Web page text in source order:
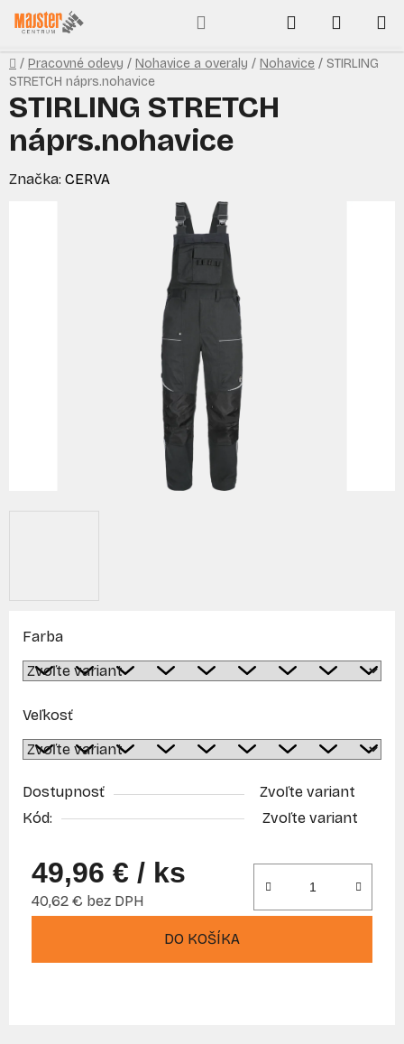
Prejsť
na
obsah
Hľadať
KOŠÍK
Domov
/ Pracovné odevy / Nohavice a overaly / Nohavice / STIRLING
STRETCH náprs.nohavice
Farba
Veľkosť
Dostupnosť
Zvoľte variant
Kód:
Zvoľte variant
49,96 € / ks
40,62 € bez DPH
DO KOŠÍKA
STIRLING STRETCH
náprs.nohavice
Značka: CERVA